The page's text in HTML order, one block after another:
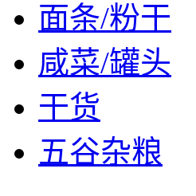
面条/粉干
咸菜/罐头
干货
五谷杂粮